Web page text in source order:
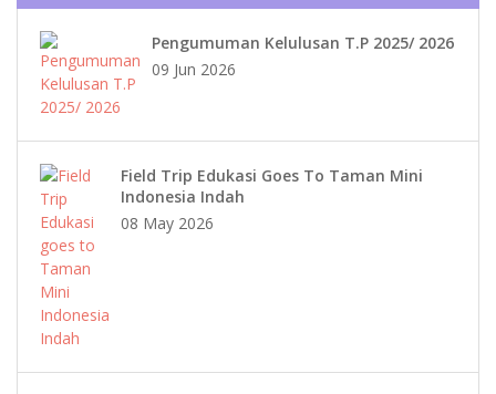
Pengumuman Kelulusan T.P 2025/ 2026
09 Jun 2026
Field Trip Edukasi Goes To Taman Mini
Indonesia Indah
08 May 2026